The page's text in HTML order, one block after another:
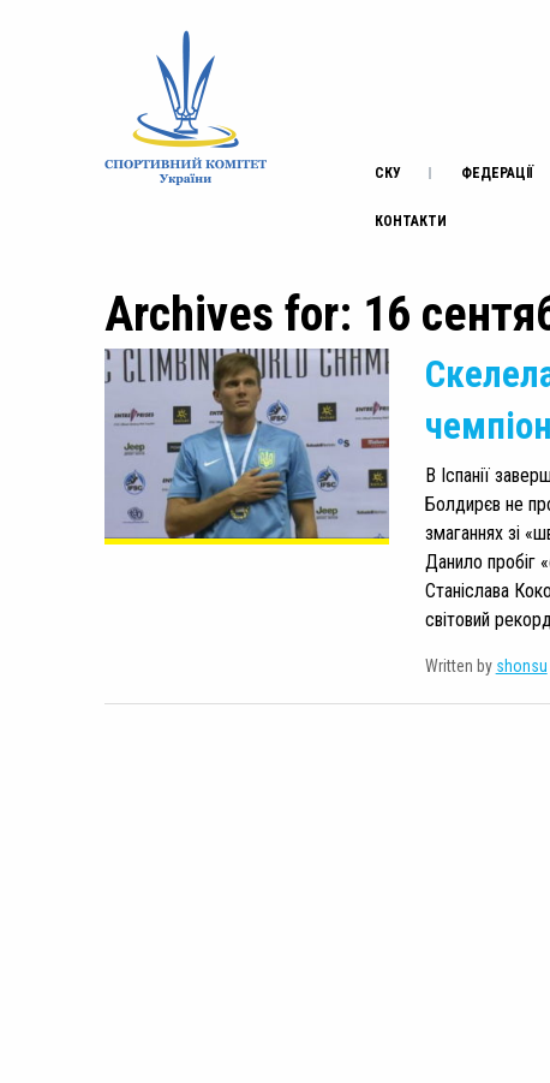
СКУ ФЕДЕРАЦІЇ
КОНТАКТИ
Archives for: 16
В Іспанії
Болдирєв не
змаганнях зі
Данило пробіг
Станіслава
світовий
Written by shonsu